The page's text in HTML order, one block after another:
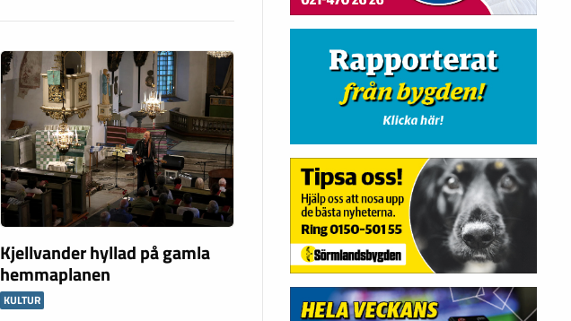
Kjellvander hyllad på gamla
hemmaplanen
KULTUR